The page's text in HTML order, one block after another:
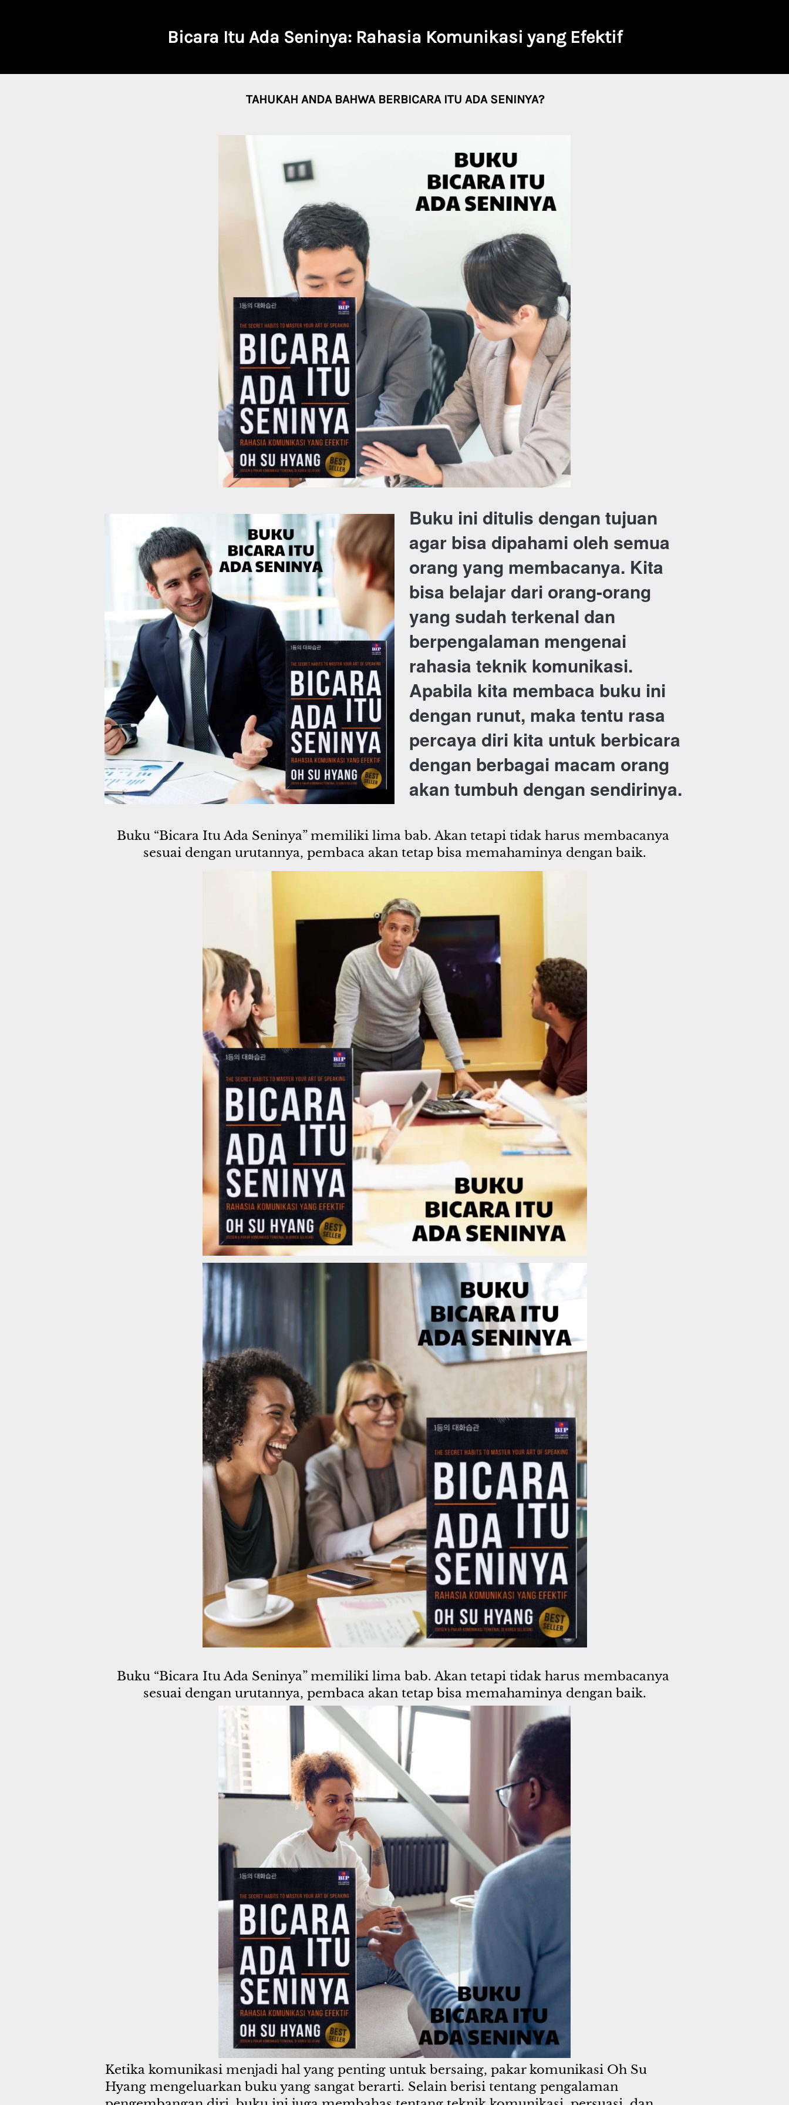
Bicara Itu Ada Seninya: Rahasia Komunikasi yang Efektif
TAHUKAH ANDA BAHWA BERBICARA ITU ADA SENINYA?
Buku ini ditulis dengan tujuan
agar bisa dipahami oleh semua
orang yang membacanya. Kita
bisa belajar dari orang-orang
yang sudah terkenal dan
berpengalaman mengenai
rahasia teknik komunikasi.
Apabila kita membaca buku ini
dengan runut, maka tentu rasa
percaya diri kita untuk berbicara
dengan berbagai macam orang
akan tumbuh dengan sendirinya.
Buku “Bicara Itu Ada Seninya” memiliki lima bab. Akan tetapi tidak harus membacanya
sesuai dengan urutannya, pembaca akan tetap bisa memahaminya dengan baik.
Buku “Bicara Itu Ada Seninya” memiliki lima bab. Akan tetapi tidak harus membacanya
sesuai dengan urutannya, pembaca akan tetap bisa memahaminya dengan baik.
Ketika komunikasi menjadi hal yang penting untuk bersaing, pakar komunikasi Oh Su
Hyang mengeluarkan buku yang sangat berarti. Selain berisi tentang pengalaman